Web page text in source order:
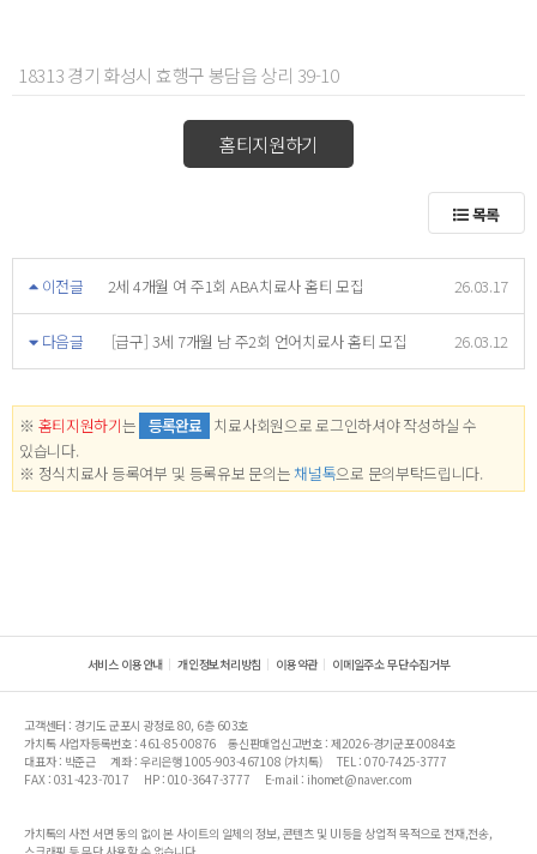
18313 경기 화성시 효행구 봉담읍 상리 39-10
홈티지원하기
목록
이전글 2세 4개월 여 주1회 ABA치료사 홈티 모집 26.03.17
다음글 [급구] 3세 7개월 남 주2회 언어치료사 홈티 모집 26.03.12
※ 홈티지원하기는 등록완료 치료사회원으로 로그인하셔야 작성하실 수
있습니다.
※ 정식치료사 등록여부 및 등록유보 문의는 채널톡으로 문의부탁드립니다.
서비스 이용안내 개인정보처리방침 이용약관 이메일주소 무단수집거부
고객센터 : 경기도 군포시 광정로 80, 6층 603호
가치톡 사업자등록번호 : 461-85-00876
통신판매업신고번호 : 제2026-경기군포-0084호
대표자 : 박준근
계좌 : 우리은행 1005-903-467108 (가치톡)
TEL : 070-7425-3777
FAX : 031-423-7017
HP : 010-3647-3777 E-mail : ihomet@naver.com
가치톡의 사전 서면 동의 없이 본 사이트의 일체의 정보, 콘텐츠 및 UI등을 상업적 목적으로 전재,전송,